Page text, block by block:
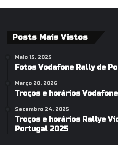
Posts Mais Vistos
Maio 15, 2025
Fotos Vodafone Rally de
Março 20, 2026
Troços e horários
Setembro 24, 2025
Troços e horários Rallye
Portugal 2025